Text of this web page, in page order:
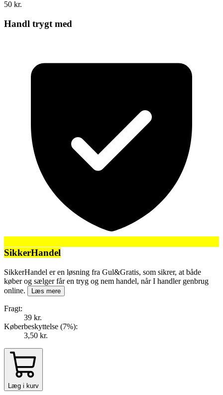
50 kr.
Handl trygt med
SikkerHandel
SikkerHandel er en løsning fra Gul&Gratis, som sikrer, at både
køber og sælger får en tryg og nem handel, når I handler genbrug
online.
Læs mere
Fragt:
39 kr.
Køberbeskyttelse (7%):
3,50 kr.
Læg i kurv